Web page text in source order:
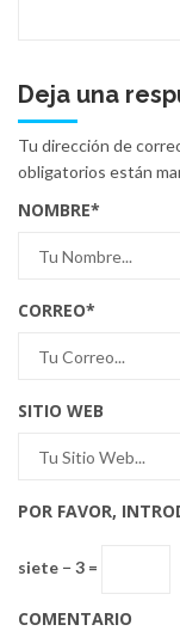
Deja una
Tu dirección de
obligatorios están
NOMBRE*
CORREO*
SITIO WEB
POR FAVOR,
siete − 3 =
COMENTARIO